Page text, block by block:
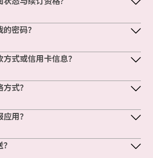
密码？
式或信用卡信息？
式？
用？